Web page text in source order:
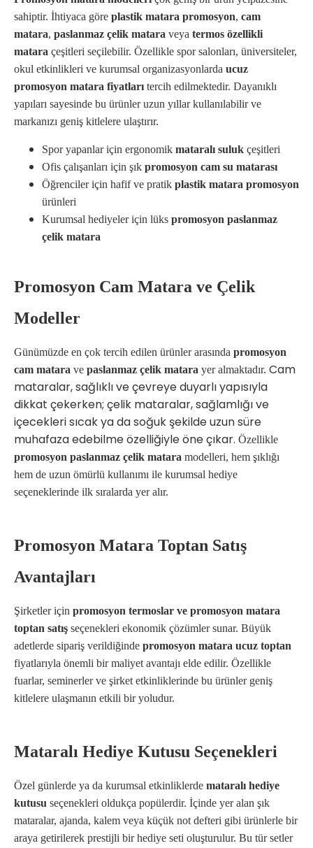
sahiptir. İhtiyaca göre plastik matara promosyon, cam
matara, paslanmaz çelik matara veya termos özellikli
matara çeşitleri seçilebilir. Özellikle spor salonları, üniversiteler,
okul etkinlikleri ve kurumsal organizasyonlarda ucuz
promosyon matara fiyatları tercih edilmektedir. Dayanıklı
yapıları sayesinde bu ürünler uzun yıllar kullanılabilir ve
markanızı geniş kitlelere ulaştırır.
Spor yapanlar için ergonomik mataralı suluk çeşitleri
Ofis çalışanları için şık promosyon cam su matarası
Öğrenciler için hafif ve pratik plastik matara promosyon
ürünleri
Kurumsal hediyeler için lüks promosyon paslanmaz
çelik matara
Promosyon Cam Matara ve Çelik
Modeller
Günümüzde en çok tercih edilen ürünler arasında promosyon
cam matara ve paslanmaz çelik matara yer almaktadır. Cam
mataralar, sağlıklı ve çevreye duyarlı yapısıyla
dikkat çekerken; çelik mataralar, sağlamlığı ve
içecekleri sıcak ya da soğuk şekilde uzun süre
muhafaza edebilme özelliğiyle öne çıkar. Özellikle
promosyon paslanmaz çelik matara modelleri, hem şıklığı
hem de uzun ömürlü kullanımı ile kurumsal hediye
seçeneklerinde ilk sıralarda yer alır.
Promosyon Matara Toptan Satış
Avantajları
Şirketler için promosyon termoslar ve promosyon matara
toptan satış seçenekleri ekonomik çözümler sunar. Büyük
adetlerde sipariş verildiğinde promosyon matara ucuz toptan
fiyatlarıyla önemli bir maliyet avantajı elde edilir. Özellikle
fuarlar, seminerler ve şirket etkinliklerinde bu ürünler geniş
kitlelere ulaşmanın etkili bir yoludur.
Mataralı Hediye Kutusu Seçenekleri
Özel günlerde ya da kurumsal etkinliklerde mataralı hediye
kutusu seçenekleri oldukça popülerdir. İçinde yer alan şık
mataralar, ajanda, kalem veya küçük not defteri gibi ürünlerle bir
araya getirilerek prestijli bir hediye seti oluşturulur. Bu tür setler